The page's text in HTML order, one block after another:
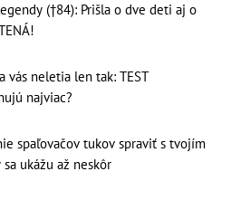
(†84): Prišla o dve deti aj o
vás neletia len tak: TEST
najviac?
spaľovačov tukov spraviť s tvojím
ukážu až neskôr